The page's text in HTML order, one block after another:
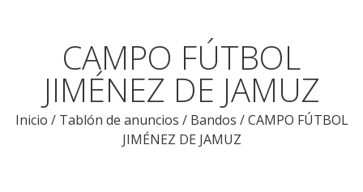
CAMPO FÚTBOL
JIMÉNEZ DE JAMUZ
Inicio / Tablón de anuncios / Bandos /CAMPO FÚTBOL
JIMÉNEZ DE JAMUZ